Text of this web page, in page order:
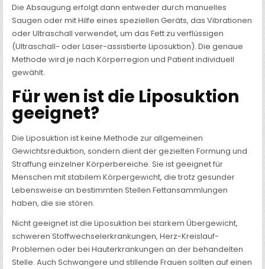
Die Absaugung erfolgt dann entweder durch manuelles
Saugen oder mit Hilfe eines speziellen Geräts, das Vibrationen
oder Ultraschall verwendet, um das Fett zu verflüssigen
(Ultraschall- oder Laser-assistierte Liposuktion). Die genaue
Methode wird je nach Körperregion und Patient individuell
gewählt.
Für wen ist die Liposuktion
geeignet?
Die Liposuktion ist keine Methode zur allgemeinen
Gewichtsreduktion, sondern dient der gezielten Formung und
Straffung einzelner Körperbereiche. Sie ist geeignet für
Menschen mit stabilem Körpergewicht, die trotz gesunder
Lebensweise an bestimmten Stellen Fettansammlungen
haben, die sie stören.
Nicht geeignet ist die Liposuktion bei starkem Übergewicht,
schweren Stoffwechselerkrankungen, Herz-Kreislauf-
Problemen oder bei Hauterkrankungen an der behandelten
Stelle. Auch Schwangere und stillende Frauen sollten auf einen